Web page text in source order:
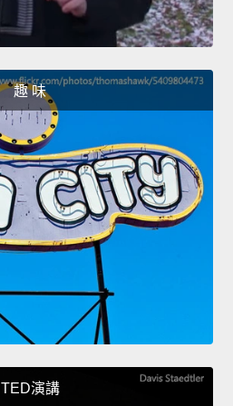
趣 味
TED演講